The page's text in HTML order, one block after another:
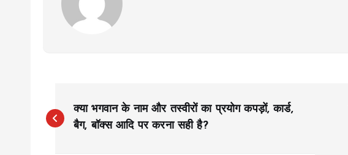
o
क्या भगवान के नाम और तस्वीरों का प्रयोग कपड़ों, कार्ड,
बैग, बॉक्स आदि पर करना सही है?